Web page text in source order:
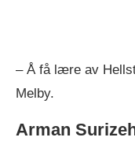
– Å få lære av
Melby.
Arman